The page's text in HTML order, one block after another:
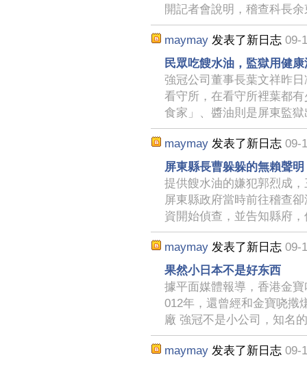
開記者會說明，稽查科長
maymay 发表了新日志 09-
民眾吃餿水油，監獄用健
強冠公司董事長葉文祥昨
看守所，在看守所裡葉都
食家」、醬油則是屏東監獄
maymay 发表了新日志 09-
屏東縣長曹躲躲的無賴聲明
提供餿水油的嫌犯郭烈成
屏東縣政府當時前往稽查
資開始偵查，並告知縣府，
maymay 发表了新日志 09-
果然小日本不是好东西
據平面媒體報導，香港金
012年，還曾經和金寶哓撠
廠 強冠不是小公司，知名
maymay 发表了新日志 09-